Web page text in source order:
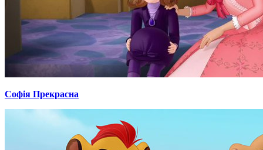
Софія Прекрасна